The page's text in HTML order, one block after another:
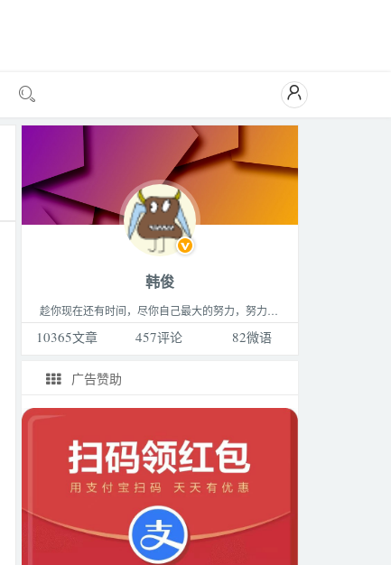
 
韩俊
趁你现在还有时间，尽你自己最大的努力，努力做成你最想做的那件事，成为你最想成为的那种人，过着你最想过的那种生活。这个世界永远比你想的要更精彩，不要败给生活。
10365文章 457评论 82微语
广告赞助